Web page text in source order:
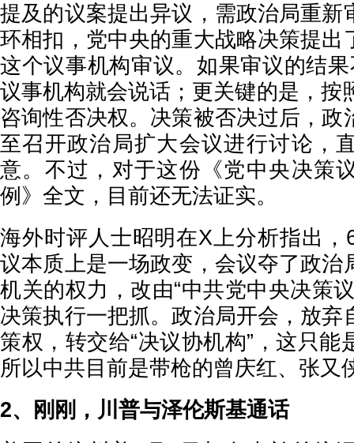
提及的议案提出异议，需政治局重新
环相扣，党中央的重大战略决策提出
这个议事机构审议。如果审议的结
议事机构就会说话；更关键的是，按
咨询性否决权。决策被否决过后，政
至召开政治局扩大会议进行讨论，
意。不过，对于这份《党中央决策
例》全文，目前还无法证实。
海外时评人士昭明在X上分析指出
议本质上是一场政变，会议夺了政治
机关的权力，改由“中共党中央决策
决策执行一把抓。政治局开会，放弃
策权，转交给“决议协机构”，这只能
所以中共目前是带枪的曾庆红、张又
2、刚刚，川普与泽伦斯基通话